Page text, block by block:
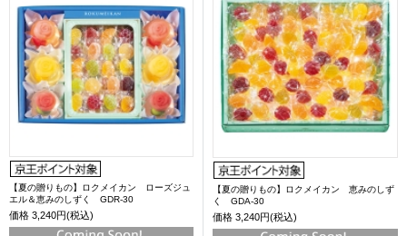
【夏の贈りもの】ロクメイカン ローズジュ
エル＆恵みのしずく GDR-30
価格 3,240円(税込)
【夏の贈りもの】ロクメイカン 恵みのしず
く GDA-30
価格 3,240円(税込)